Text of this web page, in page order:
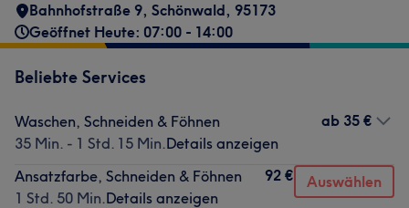
Bahnhofstraße 9, Schönwald, 95173
Geöffnet Heute: 07:00 - 14:00
Beliebte Services
Waschen, Schneiden & Föhnen
35 Min. - 1 Std. 15 Min.Details anzeigen
ab 35 €
Ansatzfarbe, Schneiden & Föhnen
1 Std. 50 Min.Details anzeigen
92 € Auswählen